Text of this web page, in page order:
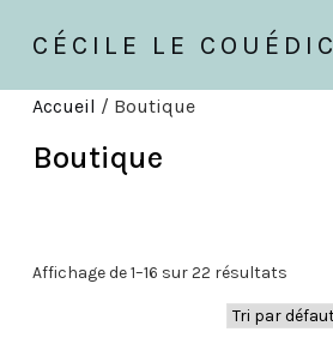
CÉCILE LE COUÉDIC
Accueil / Boutique
Boutique
Affichage de 1–16 sur 22 résultats